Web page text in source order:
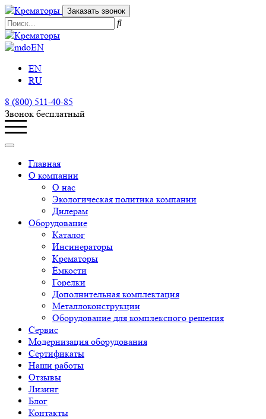
Заказать звонок
EN
EN
RU
8 (800) 511-40-85
Звонок бесплатный
Главная
О компании
О нас
Экологическая политика компании
Дилерам
Оборудование
Каталог
Инсинераторы
Крематоры
Ёмкости
Горелки
Дополнительная комплектация
Металлоконструкции
Оборудование для комплексного решения
Сервис
Модернизация оборудования
Сертификаты
Наши работы
Отзывы
Лизинг
Блог
Контакты